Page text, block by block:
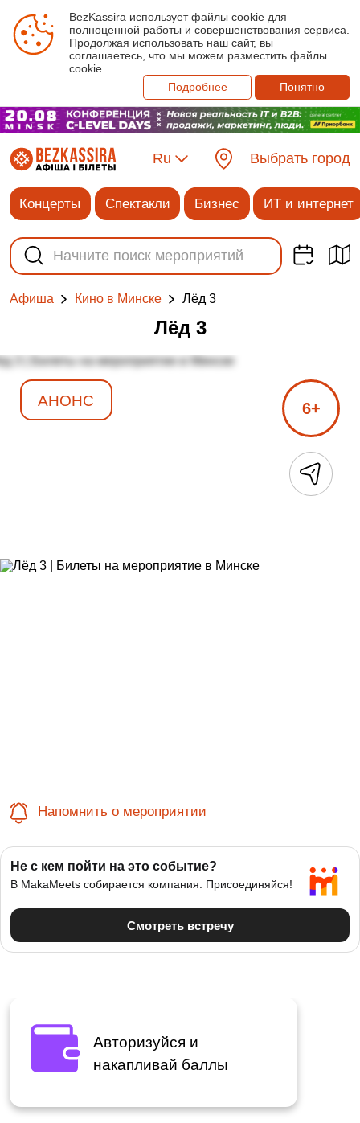
BezKassira использует файлы cookie для
полноценной работы и совершенствования сервиса.
Продолжая использовать наш сайт, вы
соглашаетесь, что мы можем разместить файлы
cookie.
Подробнее
Понятно
Ru Выбрать город
Концерты Спектакли Бизнес ИТ и интернет
Афиша Кино в Минске Лёд 3
Лёд 3
АНОНС 6+
Напомнить о мероприятии
Авторизуйся и
накапливай баллы